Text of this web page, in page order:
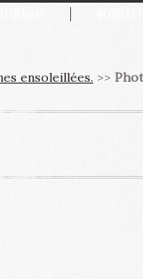
ensoleillées. >>